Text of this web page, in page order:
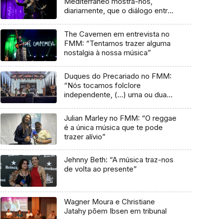
diariamente, que o diálogo entre
The Cavemen em entrevista no
FMM: “Tentamos trazer alguma
nostalgia à nossa música”
Duques do Precariado no FMM:
“Nós tocamos folclore
independente, (…) uma ou duas
Julian Marley no FMM: “O reggae
é a única música que te pode
trazer alívio”
Jehnny Beth: “A música traz-nos
de volta ao presente”
Wagner Moura e Christiane
Jatahy põem Ibsen em tribunal